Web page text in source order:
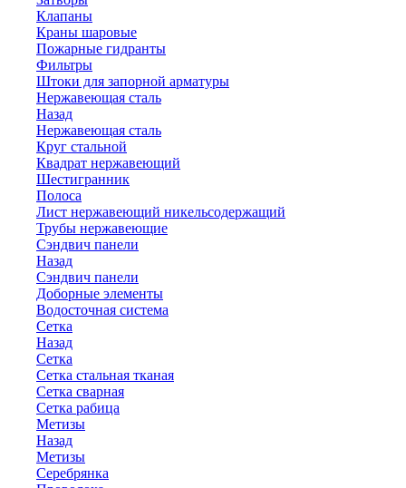
Клапаны
Краны шаровые
Пожарные гидранты
Фильтры
Штоки для запорной арматуры
Нержавеющая сталь
Назад
Нержавеющая сталь
Круг стальной
Квадрат нержавеющий
Шестигранник
Полоса
Лист нержавеющий никельсодержащий
Трубы нержавеющие
Сэндвич панели
Назад
Сэндвич панели
Доборные элементы
Водосточная система
Сетка
Назад
Сетка
Сетка стальная тканая
Сетка сварная
Сетка рабица
Метизы
Назад
Метизы
Серебрянка